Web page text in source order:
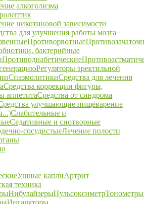
алкоголизма
никотиновой зависимости
для улучшения работы мозга
Противорвотные
бактерийные
Противодиабетические
Регуляторы эректильной
СпазмолитикиСредства для лечения
Средства коррекции фигуры,
аппетитаСредства от синдрома
улучшающие пищеварение
Слабительные и
Седативные и снотворные
сосудистыеЛечение полости
Ушные каплиАртрит
техника
НибулайзерыПульсоксиметрТонометры